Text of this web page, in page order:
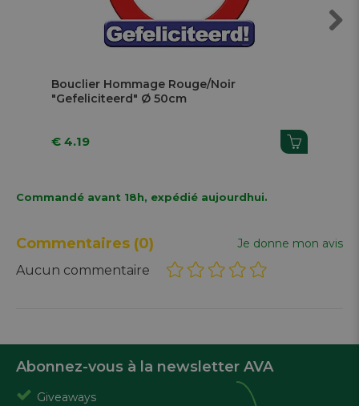
Bouclier Hommage Rouge/Noir
"Gefeliciteerd" Ø 50cm
€ 4.19 € 15.74
Commandé avant 18h, expédié aujourdhui.
Commentaires (0) Je donne mon avis
Aucun commentaire
Abonnez-vous à la newsletter AVA
Giveaways